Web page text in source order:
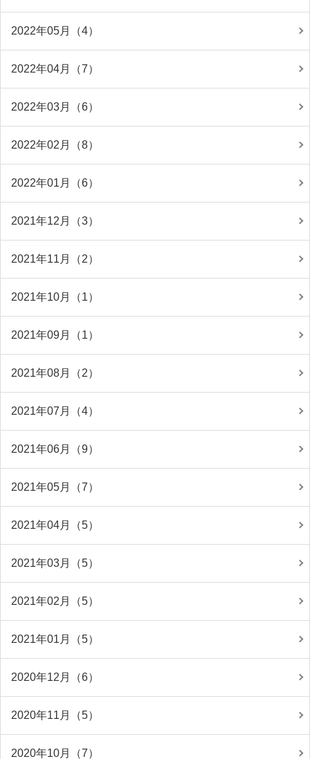
2022年05月（4）
2022年04月（7）
2022年03月（6）
2022年02月（8）
2022年01月（6）
2021年12月（3）
2021年11月（2）
2021年10月（1）
2021年09月（1）
2021年08月（2）
2021年07月（4）
2021年06月（9）
2021年05月（7）
2021年04月（5）
2021年03月（5）
2021年02月（5）
2021年01月（5）
2020年12月（6）
2020年11月（5）
2020年10月（7）